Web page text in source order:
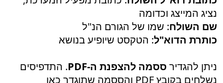
נציג המייצג וכדומה
שם השולח: שמו של הגורם הנ"ל
כותרת הדוא"ל: הטקסט שיופיע בנושא
ניתן להגדיר ססמה להצפנת ה-PDF
. התדפיסים
נשלחים בקובץ PDF והססמה שתוגדר כאן